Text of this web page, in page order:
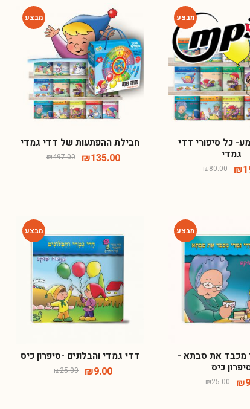
₪49.00
-75%
כל סיפורי דדי
גמדי
₪80.00 ₪
חבילת ההפתעות של דדי גמדי
₪497.00 ₪135.00
-64%
מכבד את סבתא -
כיס
₪25.00 ₪
-64%
דדי גמדי והבלונים -סיפרון כיס
₪25.00 ₪9.00